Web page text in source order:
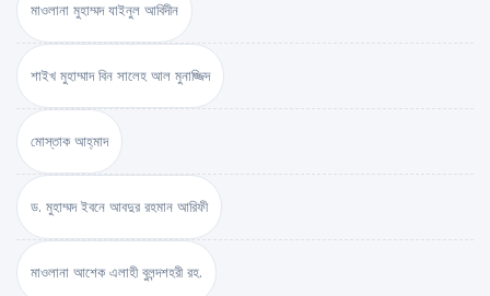
মাওলানা মুহাম্মদ যাইনুল আবিদীন
শাইখ মুহাম্মাদ বিন সালেহ আল মুনাজ্জিদ
মোস্তাক আহ্‌মাদ
ড. মুহাম্মদ ইবনে আবদুর রহমান আরিফী
মাওলানা আশেক এলাহী বুলন্দশহরী রহ.